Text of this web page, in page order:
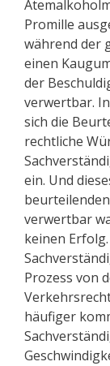
Promille
während der
einen
der
verwertbar.
sich die
rechtliche
ein. Und
verwertbar
keinen
Prozess von
häufiger